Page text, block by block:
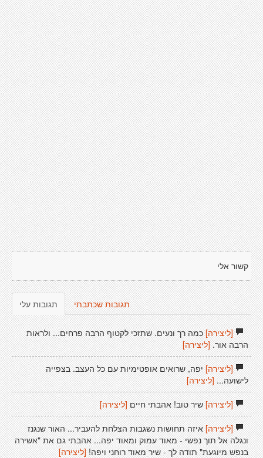
קשור אלי
תגובות עלי תגובות שכתבתי
[ליצירה]כמה רך ונעים. שתזכי לקטוף הרבה פרחים... ולראות
הרבה אור. [ליצירה]
[ליצירה]יפה, שרואים אופטימיות עם כל העצב. בצפייה
לישועה...[ליצירה]
[ליצירה]שיר טוב! אהבתי חיים [ליצירה]
[ליצירה]איזה תחושות נשגבות הצלחת להעביר... האור שנגנז
ונגלה אל תוך נפשי - מאוד עמוק ומאוד יפה... אהבתי גם את "אשירה
בנפש מיוגעת" תודה לך - שיר מאוד רוחני ויפה! [ליצירה]